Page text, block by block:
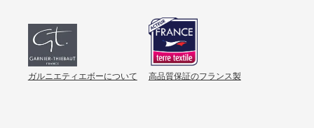
ガルニエティエボーについて 高品質保証のフランス製